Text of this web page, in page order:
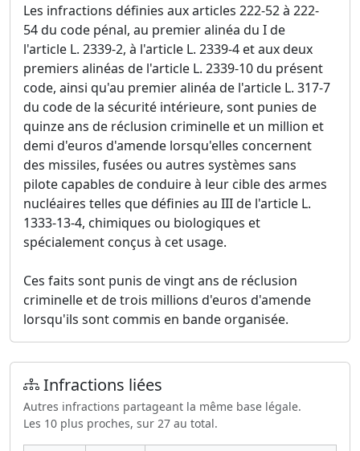
Les infractions définies aux articles 222-52 à 222-
54 du code pénal, au premier alinéa du I de
l'article L. 2339-2, à l'article L. 2339-4 et aux deux
premiers alinéas de l'article L. 2339-10 du présent
code, ainsi qu'au premier alinéa de l'article L. 317-7
du code de la sécurité intérieure, sont punies de
quinze ans de réclusion criminelle et un million et
demi d'euros d'amende lorsqu'elles concernent
des missiles, fusées ou autres systèmes sans
pilote capables de conduire à leur cible des armes
nucléaires telles que définies au III de l'article L.
1333-13-4, chimiques ou biologiques et
spécialement conçus à cet usage.
Ces faits sont punis de vingt ans de réclusion
criminelle et de trois millions d'euros d'amende
lorsqu'ils sont commis en bande organisée.
Infractions liées
Autres infractions partageant la même base légale.
Les 10 plus proches, sur 27 au total.